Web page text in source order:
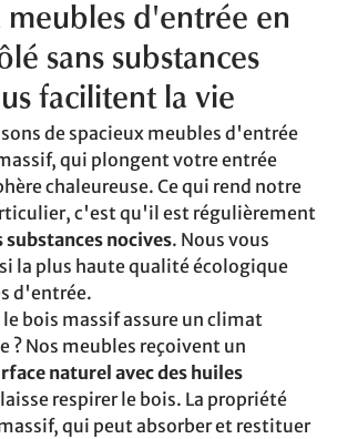
meubles d'entrée en
sans substances
facilitent la vie
de spacieux meubles d'entrée
qui plongent votre entrée
chaleureuse. Ce qui rend notre
c'est qu'il est régulièrement
nocives. Nous vous
la plus haute qualité écologique
d'entrée.
bois massif assure un climat
? Nos meubles reçoivent un
naturel avec des huiles
respirer le bois. La propriété
qui peut absorber et restituer